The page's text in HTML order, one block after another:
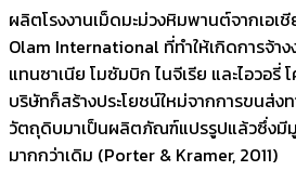
ผลิตโรงงานเม็ดมะม่วงหิมพานต์จากเอเ
Olam International ที่ทำให้เกิดการจ้าง
แทนซาเนีย โมซัมบิก ไนจีเรีย และไอวอรี่
บริษัทก็สร้างประโยชน์ใหม่จากการขนส่ง
วัตถุดิบมาเป็นผลิตภัณฑ์แปรรูปแล้วซึ่งมี
มากกว่าเดิม (Porter & Kramer, 2011)